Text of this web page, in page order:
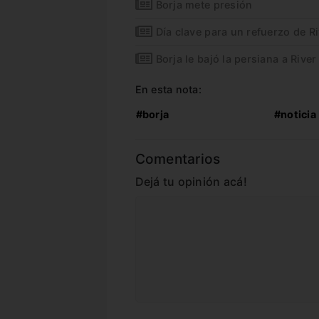
Borja mete presión
Día clave para un refuerzo de
Borja le bajó la persiana a River
En esta nota:
#borja #noticia
Comentarios
Dejá tu opinión acá!